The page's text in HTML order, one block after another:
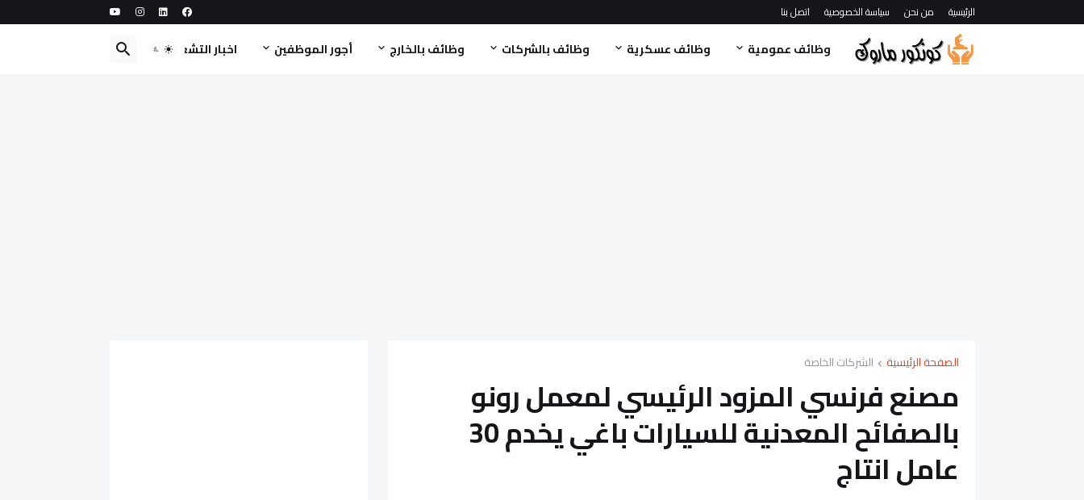
الرئيسية من نحن سياسة الخصوصية اتصل بنا
وظائف عمومية وظائف عسكرية وظائف بالشركات وظائف بالخارج أجور الموظفين اخبار التشغيل
الصفحة الرئيسية الشركات الخاصة
مصنع فرنسي المزود الرئيسي لمعمل رونو
بالصفائح المعدنية للسيارات باغي يخدم 30
عامل انتاج